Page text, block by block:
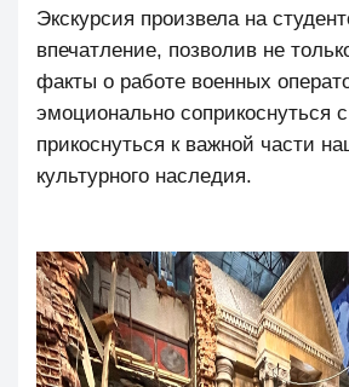
Экскурсия произвела на
впечатление, позволив не
факты о работе военных
эмоционально соприкоснуться
прикоснуться к важной части
культурного наследия.